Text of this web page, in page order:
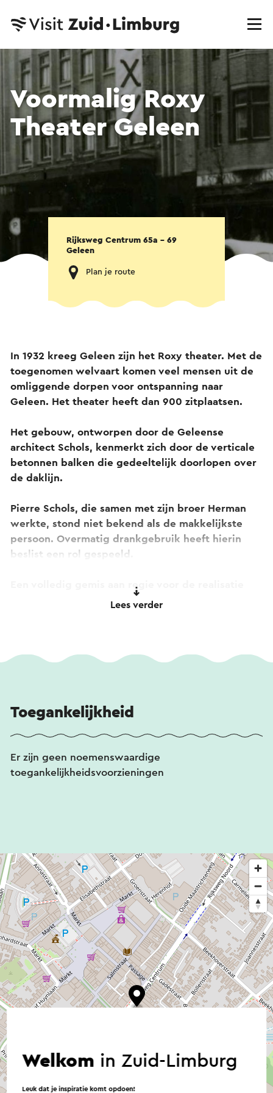
Voormalig Roxy
Theater Geleen
Rijksweg Centrum 65a - 69
Geleen
Plan je route
In 1932 kreeg Geleen zijn het Roxy theater. Met de
toegenomen welvaart komen veel mensen uit de
omliggende dorpen voor ontspanning naar
Geleen. Het theater heeft dan 900 zitplaatsen.
Het gebouw, ontworpen door de Geleense
architect Schols, kenmerkt zich door de verticale
betonnen balken die gedeeltelijk doorlopen over
de daklijn.
Pierre Schols, die samen met zijn broer Herman
werkte, stond niet bekend als de makkelijkste
persoon. Overmatig drankgebruik heeft hierin
beslist een rol gespeeld.
Een volledig gemis aan regie voor de realisatie
van de centrumplannen van Cuypers leidt tot een
inzichten en gebrek aan leiding.
woningen, hotels en cafés in Geleen van zijn hand.
Zijn hang naar traditie, kennis van vakwerkbouw
en zijn schilderijen en tekeningen worden zeer
gewaardeerd. Als architect heeft hij niet de naam
gekregen die hij verdient.
Tekst: Peter Keulers.
Foto: HVG Geleen.
Lees verder
Toegankelijkheid
Er zijn geen noemenswaardige
toegankelijkheidsvoorzieningen
Welkom in Zuid-Limburg
Leuk dat je inspiratie komt opdoen!